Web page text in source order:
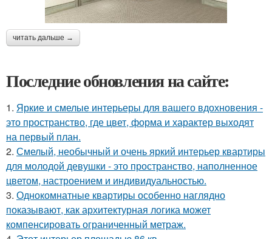
читать дальше →
Последние обновления на сайте:
1. Яркие и смелые интерьеры для вашего вдохновения -
это пространство, где цвет, форма и характер выходят
на первый план.
2. Смелый, необычный и очень яркий интерьер квартиры
для молодой девушки - это пространство, наполненное
цветом, настроением и индивидуальностью.
3. Однокомнатные квартиры особенно наглядно
показывают, как архитектурная логика может
компенсировать ограниченный метраж.